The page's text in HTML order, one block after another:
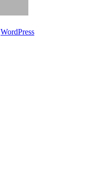
WordPress